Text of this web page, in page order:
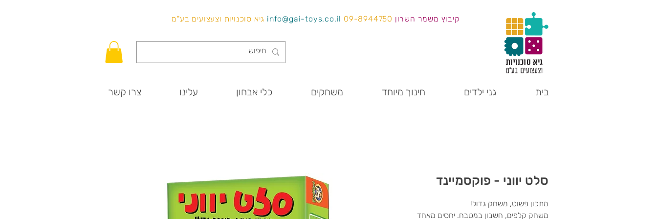
קיבוץ משמר השרון 09-8944750
info@gai-toys.co.il גיא סוכנויות וצעצועים בע"מ
בית גני ילדים חינוך מיוחד משחקים כלי אבחון עלינו צרו קשר
סלט יווני - פוקסמיינד
מתכון פשוט, משחק גדול!
משחק קלפים, חשבון במטבח. יחסים מאחד